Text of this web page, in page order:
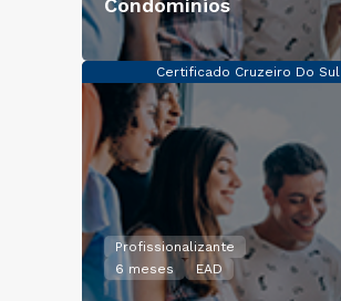
Condomínios
Certificado Cruzeiro Do Sul
Profissionalizante
6 meses
EAD